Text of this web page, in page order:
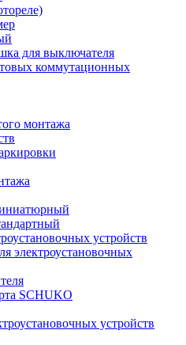
для выключателя
коммутационных
монтажа
устройств
электроустановочных
SCHUKO
устройств